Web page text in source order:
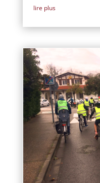
lire plus